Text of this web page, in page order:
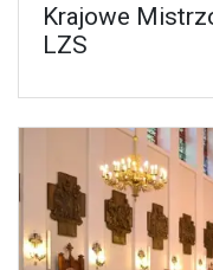
Krajowe
LZS